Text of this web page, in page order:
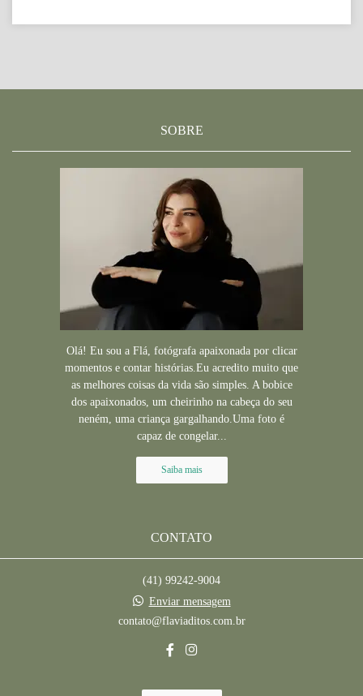
SOBRE
Olá! Eu sou a Flá, fotógrafa apaixonada por clicar
momentos e contar histórias.Eu acredito muito que
as melhores coisas da vida são simples. A bobice
dos apaixonados, um cheirinho na cabeça do seu
neném, uma criança gargalhando.Uma foto é
capaz de congelar...
Saiba mais
CONTATO
(41) 99242-9004
Enviar mensagem
contato@flaviaditos.com.br